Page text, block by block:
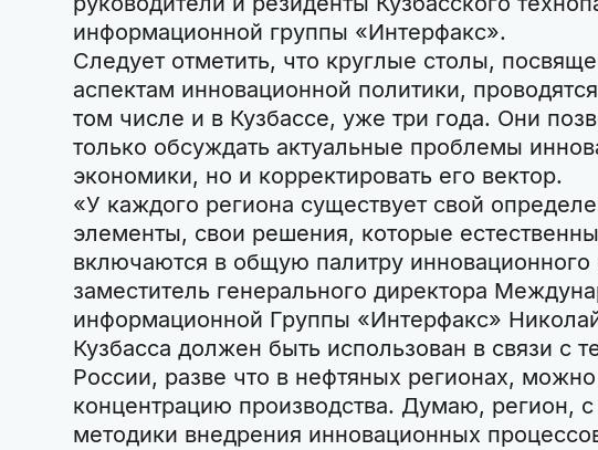
информационной группы «Интерфакс».
Следует отметить, что круглые столы,
аспектам инновационной политики,
том числе и в Кузбассе, уже три года. Они
только обсуждать актуальные проблемы
экономики, но и корректировать его вектор.
«У каждого региона существует свой
элементы, свои решения, которые
включаются в общую палитру
заместитель генерального директора
информационной Группы «Интерфакс»
Кузбасса должен быть использован в связи с
России, разве что в нефтяных регионах, можно
концентрацию производства. Думаю, регион, с
методики внедрения инновационных